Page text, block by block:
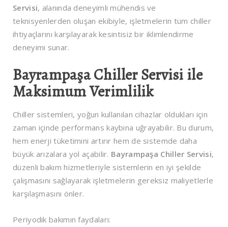
Servisi, alanında deneyimli mühendis ve
teknisyenlerden oluşan ekibiyle, işletmelerin tüm chiller
ihtiyaçlarını karşılayarak kesintisiz bir iklimlendirme
deneyimi sunar.
Bayrampaşa Chiller Servisi ile
Maksimum Verimlilik
Chiller sistemleri, yoğun kullanılan cihazlar oldukları için
zaman içinde performans kaybına uğrayabilir. Bu durum,
hem enerji tüketimini artırır hem de sistemde daha
büyük arızalara yol açabilir. Bayrampaşa Chiller Servisi,
düzenli bakım hizmetleriyle sistemlerin en iyi şekilde
çalışmasını sağlayarak işletmelerin gereksiz maliyetlerle
karşılaşmasını önler.
Periyodik bakımın faydaları: